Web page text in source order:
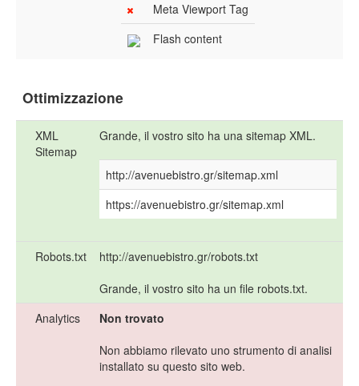
Meta Viewport Tag
Flash content
Ottimizzazione
XML
Sitemap
Grande, il vostro sito ha una sitemap XML.
http://avenuebistro.gr/sitemap.xml
https://avenuebistro.gr/sitemap.xml
Robots.txt
http://avenuebistro.gr/robots.txt
Grande, il vostro sito ha un file robots.txt.
Analytics
Non trovato
Non abbiamo rilevato uno strumento di analisi
installato su questo sito web.